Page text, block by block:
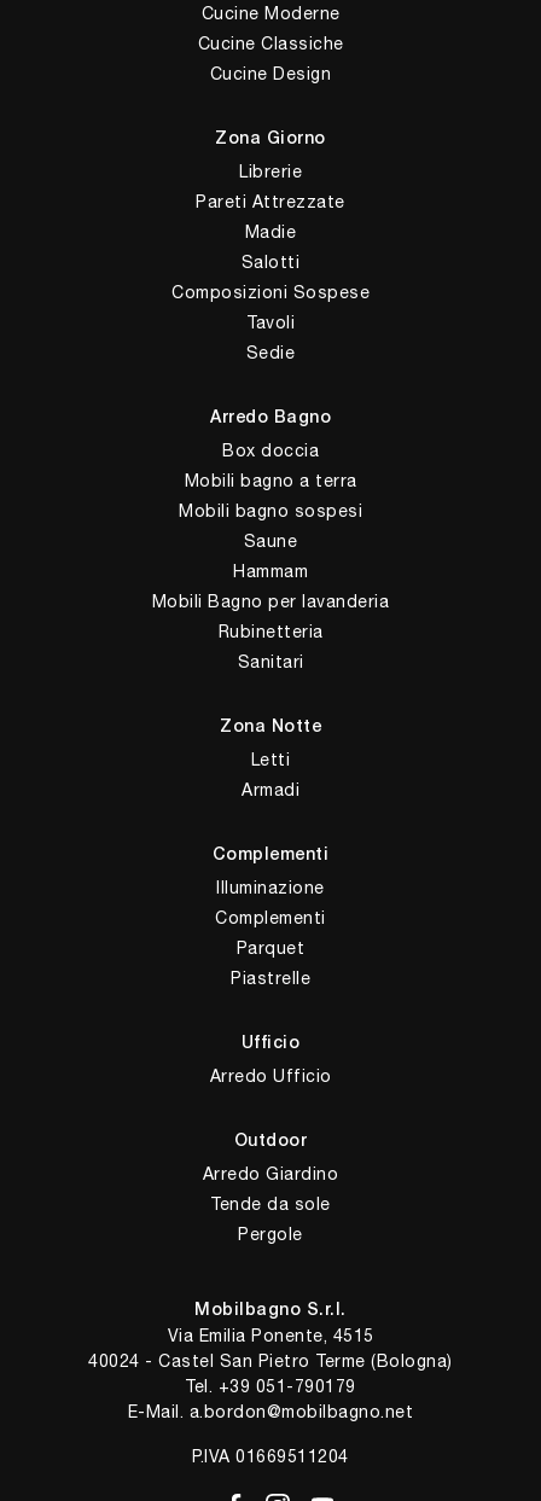
Cucine Moderne
Cucine Classiche
Cucine Design
Zona Giorno
Librerie
Pareti Attrezzate
Madie
Salotti
Composizioni Sospese
Tavoli
Sedie
Arredo Bagno
Box doccia
Mobili bagno a terra
Mobili bagno sospesi
Saune
Hammam
Mobili Bagno per lavanderia
Rubinetteria
Sanitari
Zona Notte
Letti
Armadi
Complementi
Illuminazione
Complementi
Parquet
Piastrelle
Ufficio
Arredo Ufficio
Outdoor
Arredo Giardino
Tende da sole
Pergole
Mobilbagno S.r.l.
Via Emilia Ponente, 4515
40024 - Castel San Pietro Terme (Bologna)
Tel. +39 051-790179
E-Mail. a.bordon@mobilbagno.net
P.IVA 01669511204